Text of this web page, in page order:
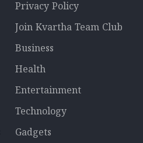
Privacy Policy
Join Kvartha Team Club
Business
Health
Entertainment
Technology
Gadgets